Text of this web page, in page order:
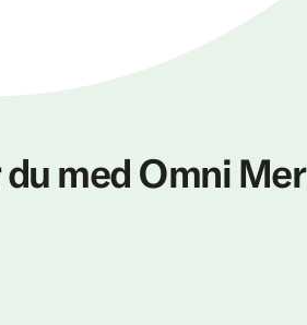
med Omni Mer